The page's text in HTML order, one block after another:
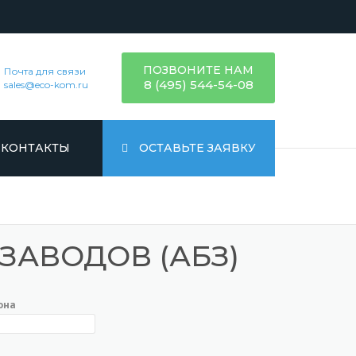
Почта для связи
sales@eco-kom.ru
ПОЗВОНИТЕ НАМ
8 (495) 544-54-08
ОСТАВЬТЕ ЗАЯВКУ
ПО ВСЕЙ РОССИИ
КОНТАКТЫ
(АБЗ)